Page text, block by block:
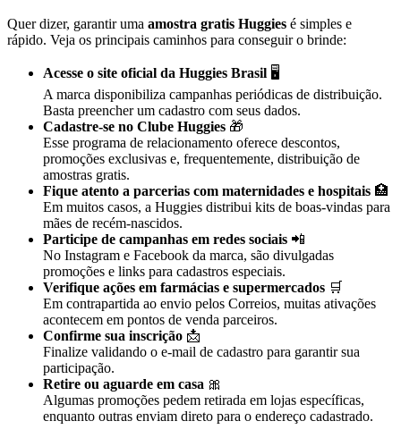
Quer dizer, garantir uma amostra gratis Huggies é simples e
rápido. Veja os principais caminhos para conseguir o brinde:
Acesse o site oficial da Huggies Brasil 🖥️
A marca disponibiliza campanhas periódicas de distribuição.
Basta preencher um cadastro com seus dados.
Cadastre-se no Clube Huggies 🎁
Esse programa de relacionamento oferece descontos,
promoções exclusivas e, frequentemente, distribuição de
amostras gratis.
Fique atento a parcerias com maternidades e hospitais 🏥
Em muitos casos, a Huggies distribui kits de boas-vindas para
mães de recém-nascidos.
Participe de campanhas em redes sociais 📲
No Instagram e Facebook da marca, são divulgadas
promoções e links para cadastros especiais.
Verifique ações em farmácias e supermercados 🛒
Em contrapartida ao envio pelos Correios, muitas ativações
acontecem em pontos de venda parceiros.
Confirme sua inscrição 📩
Finalize validando o e-mail de cadastro para garantir sua
participação.
Retire ou aguarde em casa 🎀
Algumas promoções pedem retirada em lojas específicas,
enquanto outras enviam direto para o endereço cadastrado.